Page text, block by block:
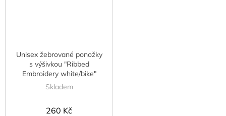
Unisex žebrované ponožky
s výšivkou "Ribbed
Embroidery white/bike"
Skladem
260 Kč